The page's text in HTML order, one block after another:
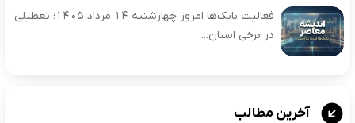
فعالیت بانک‌ها امروز چهارشنبه ۱۴ مرداد ۱۴۰۵؛ تعطیلی
در برخی استان...
آخرین مطالب